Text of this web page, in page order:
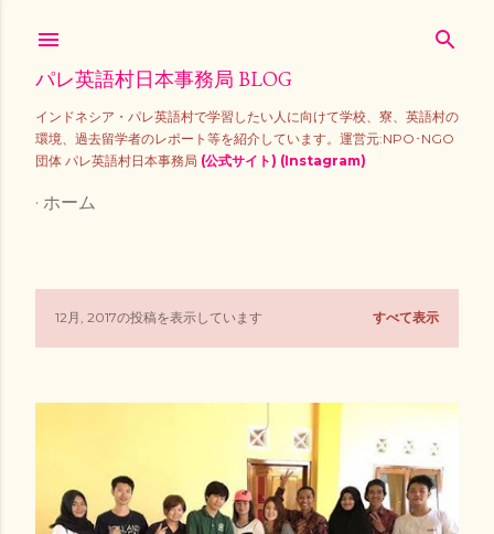
スキップしてメイン コンテンツに移動
パレ英語村日本事務局 BLOG
インドネシア・パレ英語村で学習したい人に向けて学校、寮、英語村の
環境、過去留学者のレポート等を紹介しています。運営元:NPO･NGO
団体 パレ英語村日本事務局 (公式サイト) (Instagram)
ホーム
投12月, 2017の投稿を表示しています すべて表示